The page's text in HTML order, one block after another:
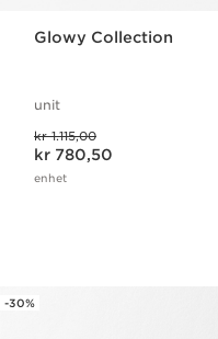
Glowy Collection
unit
Tidligere pris kr 1.115,00
kr 1.115,00
Nåværende pris kr 780,50
kr 780,50
enhet
-30%